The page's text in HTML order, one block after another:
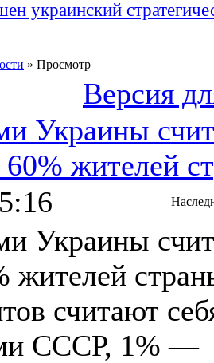
украинский
» Просмотр
Версия
Украины
жителей
Украины
жителей
считают
СССР, 1% —